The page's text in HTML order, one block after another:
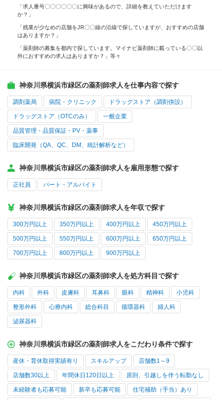
「求人番号〇〇〇〇〇〇に興味があるので、詳細を教えていただけます
か？」
「残業が少なめの店舗をJR〇〇線の沿線で探していますが、おすすめの店舗
はありますか？」
「薬剤師の募集を都内で探しています。マイナビ薬剤師に載っている〇〇以
外におすすめの求人はありますか？」等々
神奈川県横浜市緑区の薬剤師求人を仕事内容で探す
調剤薬局 病院・クリニック ドラッグストア（調剤併設）
ドラッグストア（OTCのみ） 一般企業
品質管理・品質保証・PV・薬事
臨床開発（QA、QC、DM、統計解析など）
神奈川県横浜市緑区の薬剤師求人を雇用形態で探す
正社員 パート・アルバイト
神奈川県横浜市緑区の薬剤師求人を年収で探す
300万円以上 350万円以上 400万円以上 450万円以上
500万円以上 550万円以上 600万円以上 650万円以上
700万円以上 800万円以上 900万円以上
神奈川県横浜市緑区の薬剤師求人を処方科目で探す
内科 外科 皮膚科 耳鼻科 眼科 精神科 小児科
整形外科 心療内科 総合科目 循環器科 婦人科
泌尿器科
神奈川県横浜市緑区の薬剤師求人をこだわり条件で探す
産休・育休取得実績有り スキルアップ 店舗数1～9
店舗数30以上 年間休日120日以上 原則、引越しを伴う転勤なし
未経験者も応募可能 新卒も応募可能 住宅補助（手当）あり